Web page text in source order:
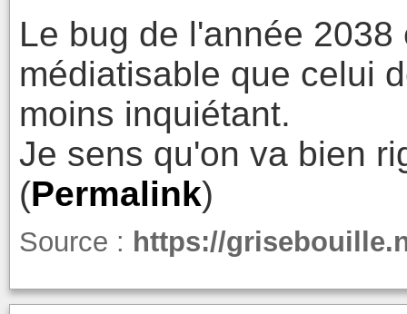
Le bug de l'année
médiatisable que celui
moins inquiétant.
Je sens qu'on va bien
(Permalink)
Source : https://